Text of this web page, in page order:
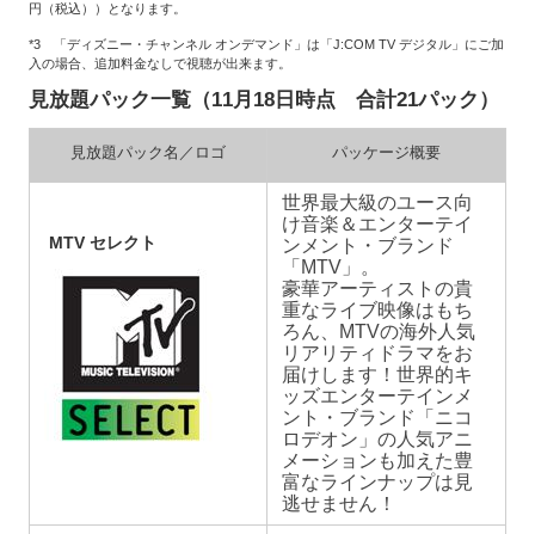
円（税込））となります。
*3 「ディズニー・チャンネル オンデマンド」は「J:COM TV デジタル」にご加
入の場合、追加料金なしで視聴が出来ます。
見放題パック一覧（11月18日時点 合計21パック）
見放題パック名／ロゴ パッケージ概要
MTV セレクト
世界最大級のユース向
け音楽＆エンターテイ
ンメント・ブランド
「MTV」。
豪華アーティストの貴
重なライブ映像はもち
ろん、MTVの海外人気
リアリティドラマをお
届けします！世界的キ
ッズエンターテインメ
ント・ブランド「ニコ
ロデオン」の人気アニ
メーションも加えた豊
富なラインナップは見
逃せません！